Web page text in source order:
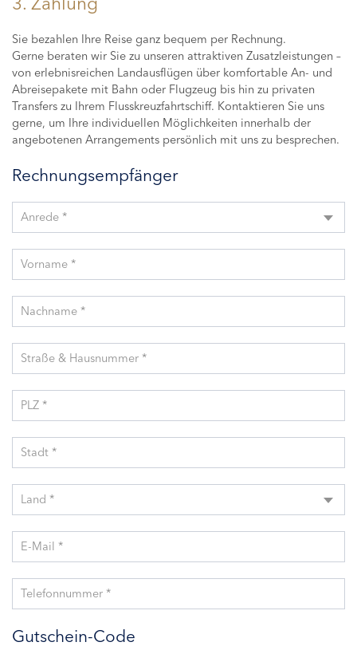
Sie bezahlen Ihre Reise ganz bequem per Rechnung.
Gerne beraten wir Sie zu unseren attraktiven Zusatzleistungen –
von erlebnisreichen Landausflügen über komfortable An- und
Abreisepakete mit Bahn oder Flugzeug bis hin zu privaten
Transfers zu Ihrem Flusskreuzfahrtschiff. Kontaktieren Sie uns
gerne, um Ihre individuellen Möglichkeiten innerhalb der
angebotenen Arrangements persönlich mit uns zu besprechen.
Rechnungsempfänger
Anrede *
Vorname *
Nachname *
Straße & Hausnummer *
PLZ *
Stadt *
Land *
E-Mail *
Telefonnummer *
Gutschein-Code